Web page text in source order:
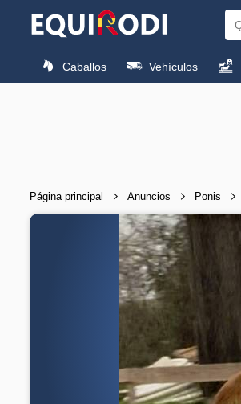
Caballos Vehículos
Página principal Anuncios Ponis